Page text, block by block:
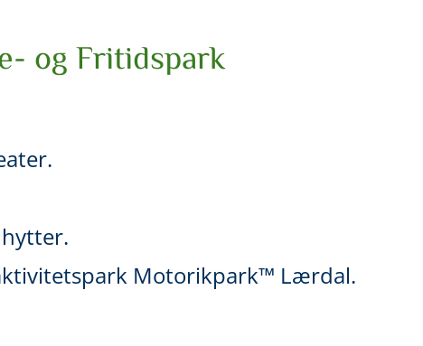
og Fritidspark
Motorikpark™ Lærdal.